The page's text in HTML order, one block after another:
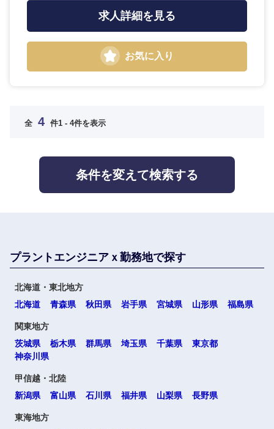
選択する
選択する
選択する
選択する
求人詳細を見る
お気に入り
全 4 件1 - 4件を表示
条件を変えて検索する
プラントエンジニアｘ勤務地で探す
北海道・東北地方
北海道
青森県 秋田県 岩手県 宮城県 山形県 福島県
関東地方
茨城県
栃木県 群馬県 埼玉県 千葉県
東京都
神奈川県
甲信越・北陸
新潟県
富山県 石川県 福井県 山梨県 長野県
東海地方